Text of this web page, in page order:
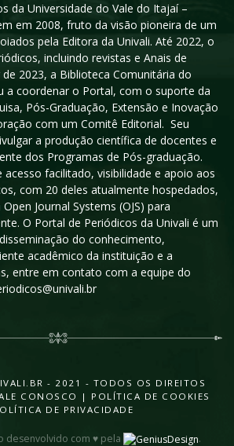
da Universidade do Vale do Itajaí –
em 2008, fruto da visão pioneira de um
pela Editora da Univali. Até 2022, o
incluindo revistas e Anais de
2023, a Biblioteca Comunitária do
a coordenar o Portal, com o suporte da
Pós-Graduação, Extensão e Inovação
com um Comitê Editorial. Seu
a produção científica de docentes e
dos Programas de Pós-graduação.
facilitado, visibilidade e apoio aos
com 20 deles atualmente hospedados,
Journal Systems (OJS) para
O Portal de Periódicos da Univali é um
do conhecimento,
acadêmico da instituição e a
entre em contato com a equipe do
- 2021 - TODOS OS DIREITOS
CONOSCO | POLÍTICA DE COOKIES
DE PRIVACIDADE
desenvolvido com ♥ pela .